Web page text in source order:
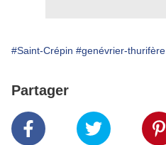
#Saint-Crépin #genévrier-thurifère
Partager